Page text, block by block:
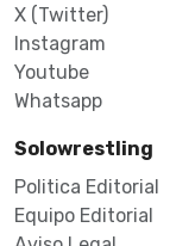
X (Twitter)
Instagram
Youtube
Whatsapp
Solowrestling
Politica Editorial
Equipo Editorial